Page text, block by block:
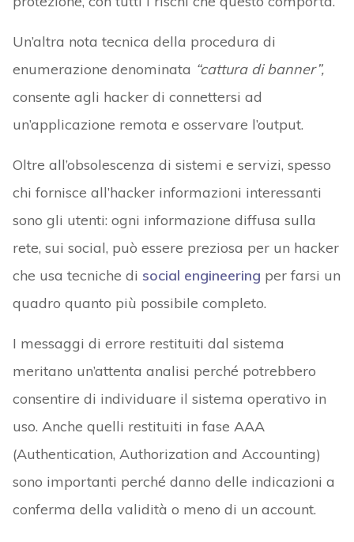
Un’altra nota tecnica della procedura di
enumerazione denominata “cattura di banner”,
consente agli hacker di connettersi ad
un’applicazione remota e osservare l’output.
Oltre all’obsolescenza di sistemi e servizi, spesso
chi fornisce all’hacker informazioni interessanti
sono gli utenti: ogni informazione diffusa sulla
rete, sui social, può essere preziosa per un hacker
che usa tecniche di social engineering per farsi un
quadro quanto più possibile completo.
I messaggi di errore restituiti dal sistema
meritano un’attenta analisi perché potrebbero
consentire di individuare il sistema operativo in
uso. Anche quelli restituiti in fase AAA
(Authentication, Authorization and Accounting)
sono importanti perché danno delle indicazioni a
conferma della validità o meno di un account.